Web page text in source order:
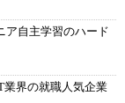
自主学習のハード
界の就職人気企業